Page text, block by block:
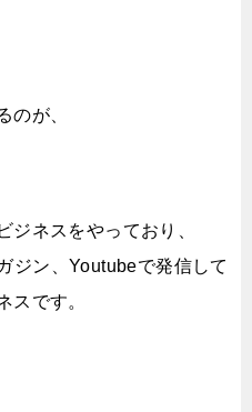
のが、
ジネスをやっており、
ジン、Youtubeで発信して
スです。